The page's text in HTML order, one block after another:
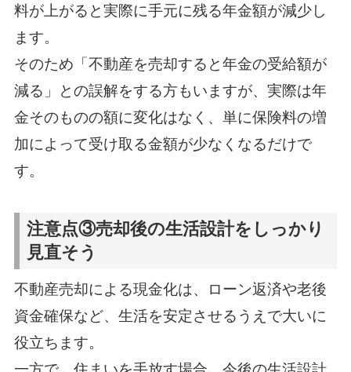
料が上がると実際に手元に残る年金額が減少し
ます。
そのため「不動産を売却すると年金の受給額が
減る」との誤解をする方もいますが、実際は年
金そのものの額に変化はなく、単に保険料の増
加によって受け取る金額が少なくなるだけで
す。
注意点③売却後の生活設計をしっかり
見直そう
不動産売却による現金化は、ローン返済や老後
資金確保など、生活を安定させるうえで大いに
役立ちます。